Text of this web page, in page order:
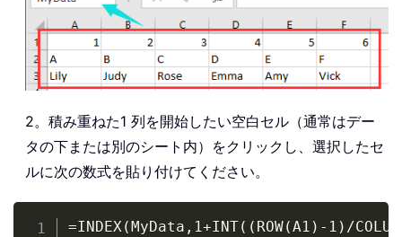
2。積み重ねた1 列を開始したい空白セル（通常はデー
タの下または別のシート内）をクリックし、選択したセ
ルに次の数式を貼り付けてください。
=INDEX(MyData,1+INT((ROW(A1)-1)/Copy